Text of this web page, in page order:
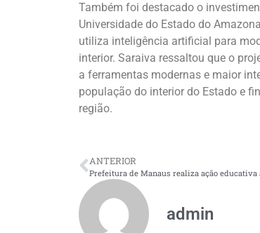
Também foi destacado o
Universidade do Estado do
utiliza inteligência artificial para
interior. Saraiva ressaltou que o
a ferramentas modernas e maior
população do interior do Estado e
região.
ANTERIOR
admin